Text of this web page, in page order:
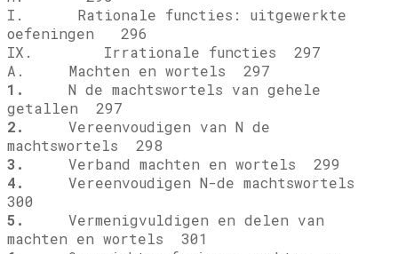
I. Rationale functies: uitgewerkte
oefeningen 296
IX. Irrationale functies 297
A. Machten en wortels 297
1.
N de machtswortels van gehele
getallen 297
2.
Vereenvoudigen van N de
machtswortels 298
3.
Verband machten en wortels 299
4.
Vereenvoudigen N-de machtswortels
300
5.
Vermenigvuldigen en delen van
machten en wortels 301